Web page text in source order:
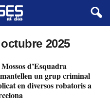
2025
d’Esquadra
un grup criminal
en diversos robatoris a